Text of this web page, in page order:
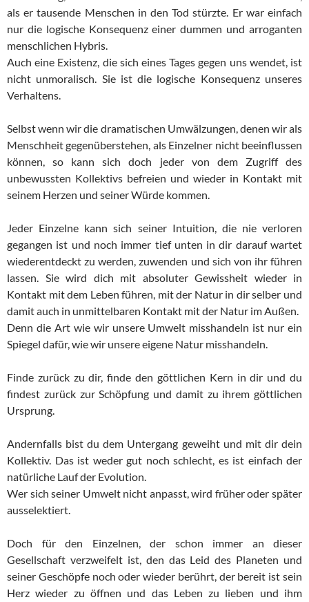
als er tausende Menschen in den Tod stürzte. Er war einfach
nur die logische Konsequenz einer dummen und arroganten
menschlichen Hybris.
Auch eine Existenz, die sich eines Tages gegen uns wendet, ist
nicht unmoralisch. Sie ist die logische Konsequenz unseres
Verhaltens.
Selbst wenn wir die dramatischen Umwälzungen, denen wir als
Menschheit gegenüberstehen, als Einzelner nicht beeinflussen
können, so kann sich doch jeder von dem Zugriff des
unbewussten Kollektivs befreien und wieder in Kontakt mit
seinem Herzen und seiner Würde kommen.
Jeder Einzelne kann sich seiner Intuition, die nie verloren
gegangen ist und noch immer tief unten in dir darauf wartet
wiederentdeckt zu werden, zuwenden und sich von ihr führen
lassen. Sie wird dich mit absoluter Gewissheit wieder in
Kontakt mit dem Leben führen, mit der Natur in dir selber und
damit auch in unmittelbaren Kontakt mit der Natur im Außen.
Denn die Art wie wir unsere Umwelt misshandeln ist nur ein
Spiegel dafür, wie wir unsere eigene Natur misshandeln.
Finde zurück zu dir, finde den göttlichen Kern in dir und du
findest zurück zur Schöpfung und damit zu ihrem göttlichen
Ursprung.
Andernfalls bist du dem Untergang geweiht und mit dir dein
Kollektiv. Das ist weder gut noch schlecht, es ist einfach der
natürliche Lauf der Evolution.
Wer sich seiner Umwelt nicht anpasst, wird früher oder später
ausselektiert.
Doch für den Einzelnen, der schon immer an dieser
Gesellschaft verzweifelt ist, den das Leid des Planeten und
seiner Geschöpfe noch oder wieder berührt, der bereit ist sein
Herz wieder zu öffnen und das Leben zu lieben und ihm